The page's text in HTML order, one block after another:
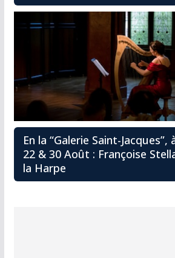
En la “Galerie Saint-
22 & 30 Août : Françoise
la Harpe